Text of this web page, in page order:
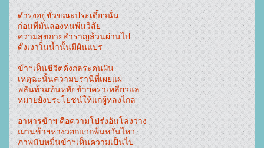
ดำรงอยู่ชั่วขณะประเดี๋ยวนั่น
ก่อนที่มันล่องหนพ้นวิสัย
ความสุขกายสำราญล้วนผ่านไป
ดั่งเงาในน้ำนั้นมีผันแปร
ข้าฯเห็นชีวิตดั่งกลระคนฝัน
เหตุฉะนั้นความปรานีที่เผยแผ่
พลันท้วมท้นหทัยข้าฯคราเหลียวแล
หมายยังประโยชน์ให้แก่ผู้หลงไกล
อาหารข้าฯ คือความโปร่งอันโล่งว่าง
ฌานข้าฯห่างวอกแวกพ้นหวั่นไหว
ภาพนับหมื่นข้าฯเห็นความเป็นไป